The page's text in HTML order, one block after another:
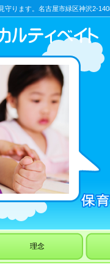
守ります。名古屋市緑区神沢2-
理念